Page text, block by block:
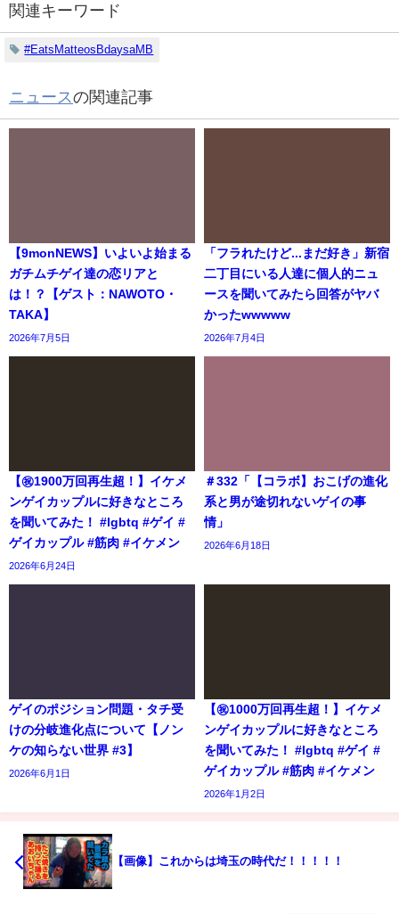
関連キーワード
#EatsMatteosBdaysaMB
ニュースの関連記事
【9monNEWS】いよいよ始まる
ガチムチゲイ達の恋リアと
は！？【ゲスト：NAWOTO・
TAKA】
2026年7月5日
「フラれたけど...まだ好き」新宿
二丁目にいる人達に個人的ニュ
ースを聞いてみたら回答がヤバ
かったwwwww
2026年7月4日
【㊗️1900万回再生超！】イケメ
ンゲイカップルに好きなところ
を聞いてみた！ #lgbtq #ゲイ #
ゲイカップル #筋肉 #イケメン
2026年6月24日
＃332「【コラボ】おこげの進化
系と男が途切れないゲイの事
情」
2026年6月18日
ゲイのポジション問題・タチ受
けの分岐進化点について【ノン
ケの知らない世界 #3】
2026年6月1日
【㊗️1000万回再生超！】イケメ
ンゲイカップルに好きなところ
を聞いてみた！ #lgbtq #ゲイ #
ゲイカップル #筋肉 #イケメン
2026年1月2日
【画像】これからは埼玉の時代だ！！！！！